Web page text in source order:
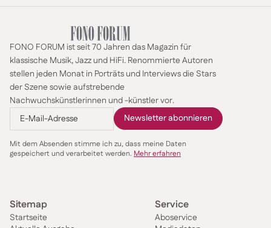
FONO FORUM ist seit 70 Jahren das Magazin für
klassische Musik, Jazz und HiFi. Renommierte Autoren
stellen jeden Monat in Porträts und Interviews die Stars
der Szene sowie aufstrebende
Nachwuchskünstlerinnen und -künstler vor.
Mit dem Absenden stimme ich zu, dass meine Daten
gespeichert und verarbeitet werden. Mehr erfahren
Sitemap
Startseite
Service
Aboservice